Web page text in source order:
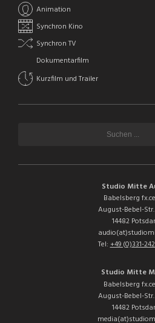
Animation
Synchron Kino
Synchron TV
Dokumentarfilm
Kurzfilm und Trailer
Studio Mitte
Babelsberg
August-Bebel-
14482
Tel:+49 (0)331-
Studio Mitte
Babelsberg
August-Bebel-
14482